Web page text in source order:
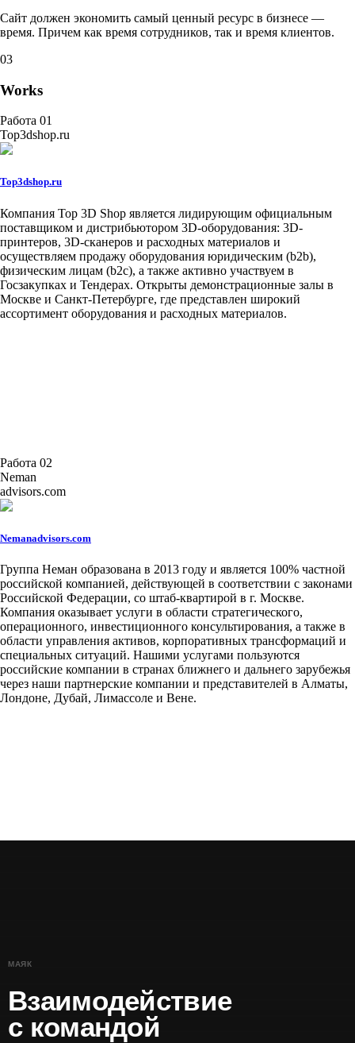
Сайт должен экономить самый ценный ресурс в бизнесе —
время. Причем как время сотрудников, так и время клиентов.
03
Works
Работа 01
Top3dshop.ru
Top3dshop.ru
Компания Top 3D Shop является лидирующим официальным
поставщиком и дистрибьютором 3D-оборудования: 3D-
принтеров, 3D-сканеров и расходных материалов и
осуществляем продажу оборудования юридическим (b2b),
физическим лицам (b2c), а также активно участвуем в
Госзакупках и Тендерах. Открыты демонстрационные залы в
Москве и Санкт-Петербурге, где представлен широкий
ассортимент оборудования и расходных материалов.
Работа 02
Neman
advisors.com
Nemanadvisors.com
Группа Неман образована в 2013 году и является 100% частной
российской компанией, действующей в соответствии с законами
Российской Федерации, со штаб-квартирой в г. Москве.
Компания оказывает услуги в области стратегического,
операционного, инвестиционного консультирования, а также в
области управления активов, корпоративных трансформаций и
специальных ситуаций. Нашими услугами пользуются
российские компании в странах ближнего и дальнего зарубежья
через наши партнерские компании и представителей в Алматы,
Лондоне, Дубай, Лимассоле и Вене.
МАЯК
Взаимодействие
с командой